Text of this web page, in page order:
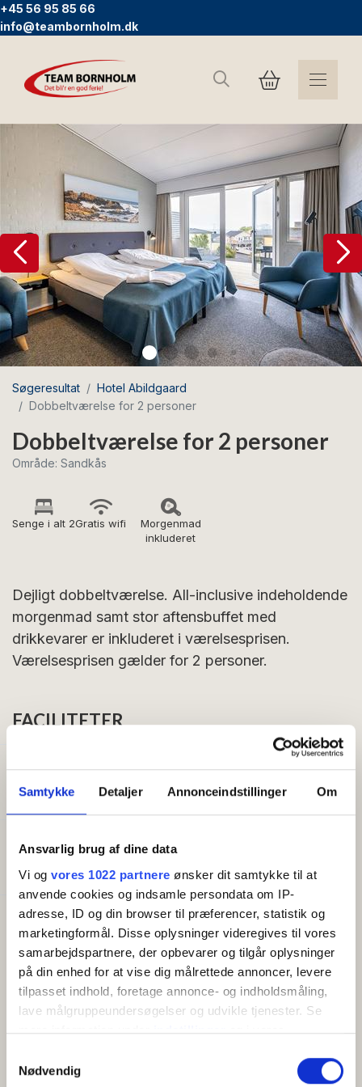
Samtykke Detaljer Annonceindstillinger Om
Ansvarlig brug af dine data
Vi og vores 1022 partnere ønsker dit samtykke til at
anvende cookies og indsamle persondata om IP-
adresse, ID og din browser til præferencer, statistik og
marketingformål. Disse oplysninger videregives til vores
samarbejdspartnere, der opbevarer og tilgår oplysninger
på din enhed for at vise dig målrettede annoncer, levere
tilpasset indhold, foretage annonce- og indholdsmåling,
lave målgruppeundersøgelser og udvikle tjenester. Se
mere information underindstillingerog i vores
tilbage eller ændre indstillinger fra vores
Nødvendig
+45 56 95 85 66
info@teambornholm.dk
Søg
Søgeresultat
Hotel Abildgaard
Dobbeltværelse for 2 personer
Dobbeltværelse for 2 personer
Område: Sandkås
Senge i alt 2Gratis wifi
Morgenmad
inkluderet
Dejligt dobbeltværelse. All-inclusive indeholdende
morgenmad samt stor aftensbuffet med
drikkevarer er inkluderet i værelsesprisen.
Værelsesprisen gælder for 2 personer.
FACILITETER
Generelt
Senge i alt:
2
Godt at vide
Faciliteter
Gratis wifi
Altan/terrasse
Køleskab
Kaffemaskine/elkedel
OM